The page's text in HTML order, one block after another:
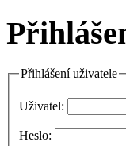
Přihlášení uživatele
Uživatel:
Heslo: